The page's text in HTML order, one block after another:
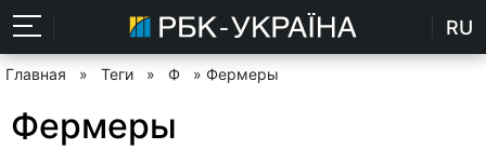
RU
Главная » Теги » Ф » Фермеры
Фермеры